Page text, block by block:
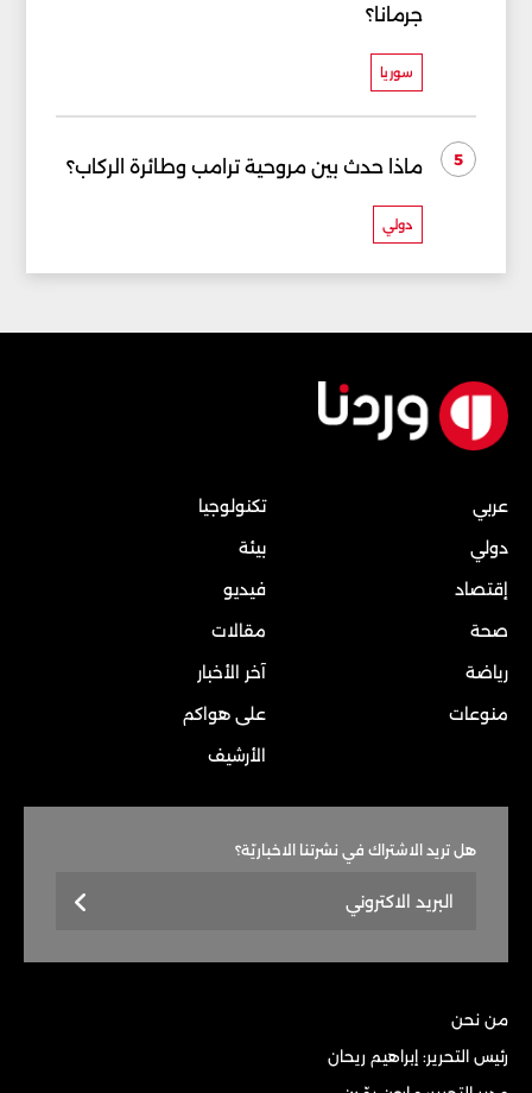
جرمانا؟
سوريا
5 ماذا حدث بين مروحية ترامب وطائرة الركاب؟
دولي
عربي
دولي
إقتصاد
صحة
رياضة
منوعات
تكنولوجيا
بيئة
فيديو
مقالات
آخر الأخبار
على هواكم
الأرشيف
هل تريد الاشتراك في نشرتنا الاخباريّة؟
من نحن
رئيس التحرير: إبراهيم ريحان